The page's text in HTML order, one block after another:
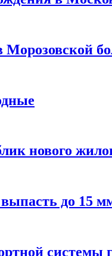
Морозовской
нового
до 15
системы